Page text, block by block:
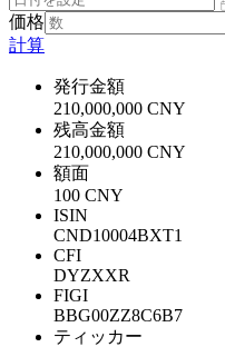
価格
計算
発行金額
210,000,000 CNY
残高金額
210,000,000 CNY
額面
100 CNY
ISIN
CND10004BXT1
CFI
DYZXXR
FIGI
BBG00ZZ8C6B7
ティッカー